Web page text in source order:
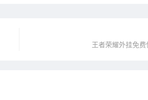
王者荣耀外挂免